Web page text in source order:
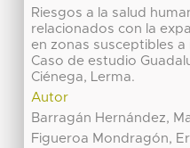
Riesgos a la salud
relacionados con la
en zonas susceptibles a
Caso de estudio
Ciénega, Lerma.
Autor
Barragán Hernández,
Figueroa Mondragón,